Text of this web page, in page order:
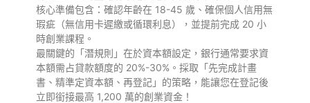
核心準備包含：確認年齡在 18-45 歲、確保個人信用無
瑕疵（無信用卡遲繳或循環利息），並提前完成 20 小
時創業課程。
最關鍵的「潛規則」在於資本額設定，銀行通常要求資
本額需占貸款額度的 20%-30%。採取「先完成計畫
書、精準定資本額、再登記」的策略，能讓您在登記後
立即銜接最高 1,200 萬的創業資金！